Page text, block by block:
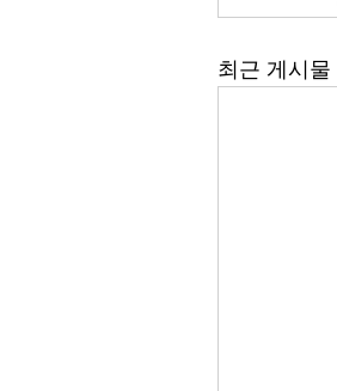
최근 게시물